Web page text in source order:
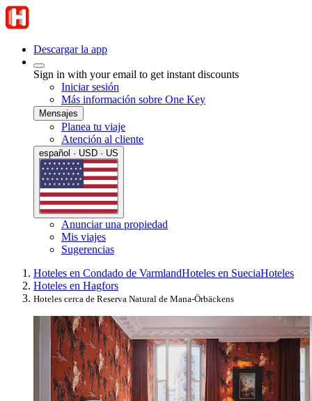
Descargar la app
Sign in with your email to get instant discounts
Iniciar sesión
Más información sobre One Key
Mensajes
Planea tu viaje
Atención al cliente
español · USD · US
Anunciar una propiedad
Mis viajes
Sugerencias
Hoteles en Condado de VarmlandHoteles en SueciaHoteles
Hoteles en Hagfors
Hoteles cerca de Reserva Natural de Mana-Örbäckens